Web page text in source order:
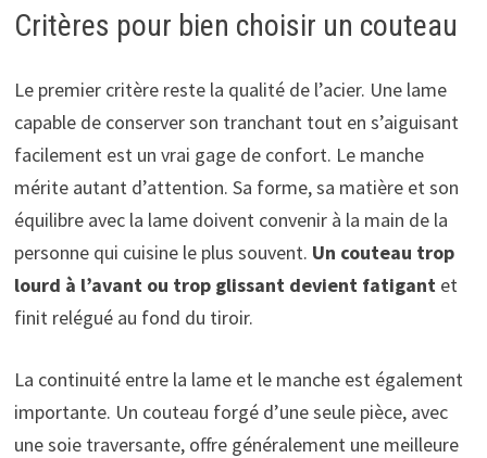
Critères pour bien choisir un couteau
Le premier critère reste la qualité de l’acier. Une lame
capable de conserver son tranchant tout en s’aiguisant
facilement est un vrai gage de confort. Le manche
mérite autant d’attention. Sa forme, sa matière et son
équilibre avec la lame doivent convenir à la main de la
personne qui cuisine le plus souvent. Un couteau trop
lourd à l’avant ou trop glissant devient fatigantet
finit relégué au fond du tiroir.
La continuité entre la lame et le manche est également
importante. Un couteau forgé d’une seule pièce, avec
une soie traversante, offre généralement une meilleure